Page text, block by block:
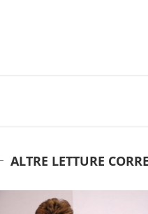
ALTRE LETTURE